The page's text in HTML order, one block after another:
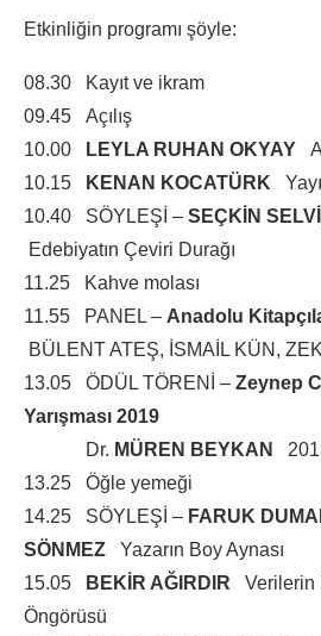
Etkinliğin programı şöyle:
08.30 Kayıt ve ikram
09.45 Açılış
10.00
LEYLA RUHAN OKYAY
10.15
KENAN KOCATÜRK
10.40 SÖYLEŞİ – SEÇKİN
Edebiyatın Çeviri Durağı
11.25 Kahve molası
11.55 PANEL – Anadolu
BÜLENT ATEŞ, İSMAİL KÜN,
13.05 ÖDÜL TÖRENİ – Zeynep
Yarışması 2019
Dr. MÜREN BEYKAN
13.25 Öğle yemeği
14.25 SÖYLEŞİ – FARUK
SÖNMEZ
Yazarın Boy Aynası
15.05
BEKİR AĞIRDIR
Verilerin
Öngörüsü